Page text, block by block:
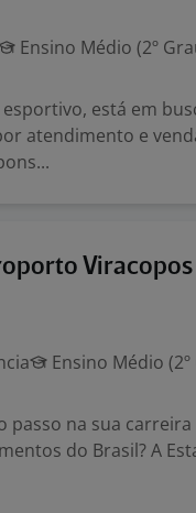
Ensino Médio (2º
está em
atendimento e
Viracopos
Ensino Médio
na sua carreira
do Brasil? A